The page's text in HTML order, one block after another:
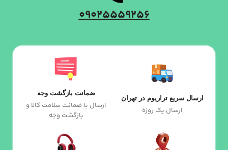
09025559256
ارسال سریع تراریوم در تهران
ارسال یک روزه
ضمانت بازگشت وجه
ارسال با ضمانت سلامت کالا و
بازگشت وجه